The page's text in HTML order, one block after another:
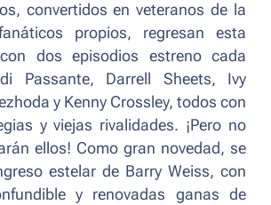
convertidos en veteranos de la
propios, regresan esta
dos episodios estreno cada
Passante, Darrell Sheets, Ivy
y Kenny Crossley, todos con
y viejas rivalidades. ¡Pero no
ellos! Como gran novedad, se
estelar de Barry Weiss, con
y renovadas ganas de